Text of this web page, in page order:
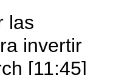
las
invertir
[11:45]